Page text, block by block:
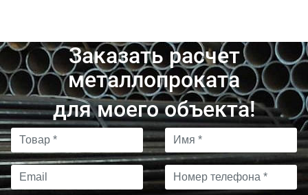
Заказать расчет
металлопроката
для моего объекта!